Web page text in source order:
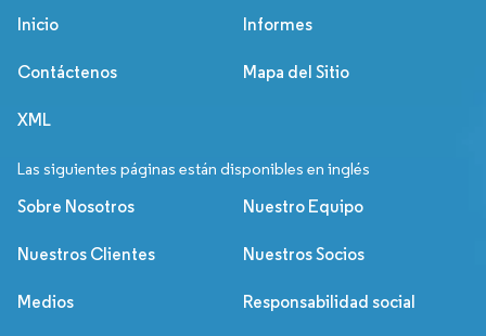
Inicio Informes
Contáctenos Mapa del Sitio
XML
Las siguientes páginas están disponibles en inglés
Sobre Nosotros Nuestro Equipo
Nuestros Clientes Nuestros Socios
Medios Responsabilidad social